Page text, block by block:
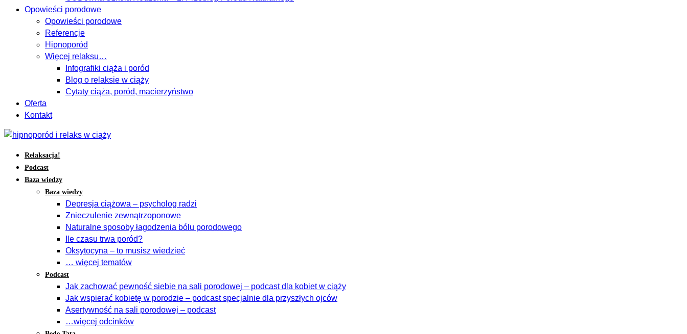
Opowieści porodowe
Opowieści porodowe
Referencje
Hipnoporód
Więcej relaksu…
Infografiki ciąża i poród
Blog o relaksie w ciąży
Cytaty ciąża, poród, macierzyństwo
Oferta
Kontakt
Relaksacja!
Podcast
Baza wiedzy
Baza wiedzy
Depresja ciążowa – psycholog radzi
Znieczulenie zewnątrzoponowe
Naturalne sposoby łagodzenia bólu porodowego
Ile czasu trwa poród?
Oksytocyna – to musisz wiedzieć
… więcej tematów
Podcast
Jak zachować pewność siebie na sali porodowej – podcast dla kobiet w ciąży
Jak wspierać kobietę w porodzie – podcast specjalnie dla przyszłych ojców
Asertywność na sali porodowej – podcast
…więcej odcinków